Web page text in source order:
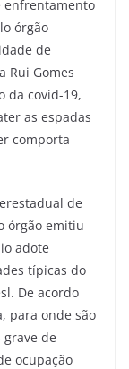
enfrentamento
órgão
de
Rui Gomes
da covid-19,
as espadas
comporta
de
órgão emitiu
adote
típicas do
De acordo
para onde são
de
ocupação